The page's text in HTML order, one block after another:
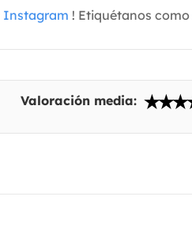
Instagram ! Etiquétanos como
Valoración media: